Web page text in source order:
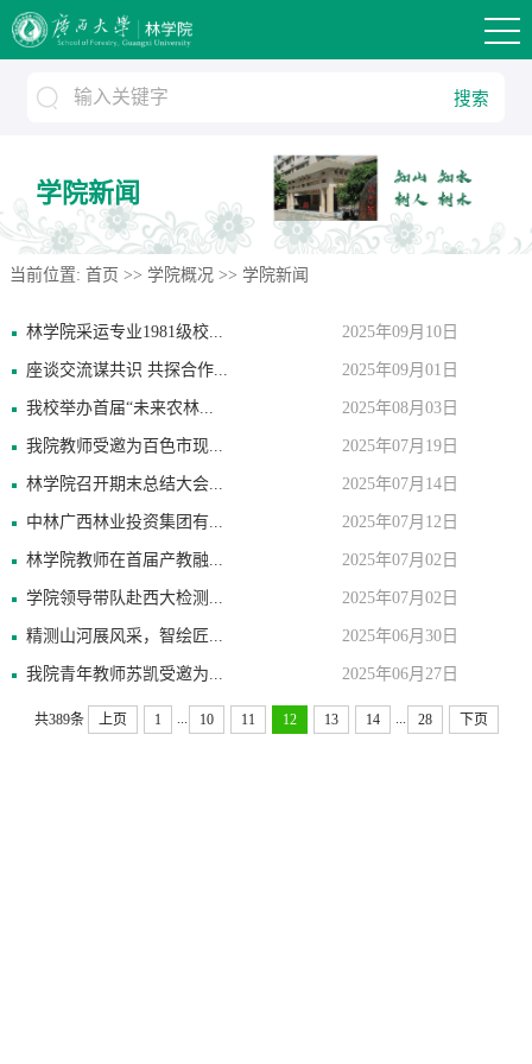
搜索
学院新闻
当前位置: 首页 >> 学院概况 >> 学院新闻
2025年09月10日
林学院采运专业1981级校...
2025年09月01日
座谈交流谋共识 共探合作...
2025年08月03日
我校举办首届“未来农林...
2025年07月19日
我院教师受邀为百色市现...
2025年07月14日
林学院召开期末总结大会...
2025年07月12日
中林广西林业投资集团有...
2025年07月02日
林学院教师在首届产教融...
2025年07月02日
学院领导带队赴西大检测...
2025年06月30日
精测山河展风采，智绘匠...
2025年06月27日
我院青年教师苏凯受邀为...
共389条 上页 1 10 11 12 13 14 28 下页